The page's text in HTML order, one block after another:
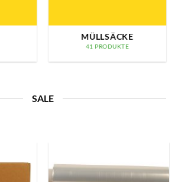
MÜLLSÄCKE
41 PRODUKTE
SALE